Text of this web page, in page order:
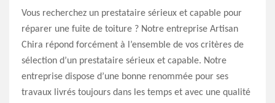
Vous recherchez un prestataire sérieux et capable pour
réparer une fuite de toiture ? Notre entreprise Artisan
Chira répond forcément à l’ensemble de vos critères de
sélection d’un prestataire sérieux et capable. Notre
entreprise dispose d’une bonne renommée pour ses
travaux livrés toujours dans les temps et avec une qualité